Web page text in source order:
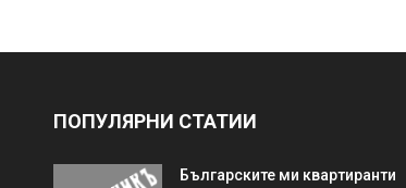
ПОПУЛЯРНИ СТАТИИ
Българските ми квартиранти